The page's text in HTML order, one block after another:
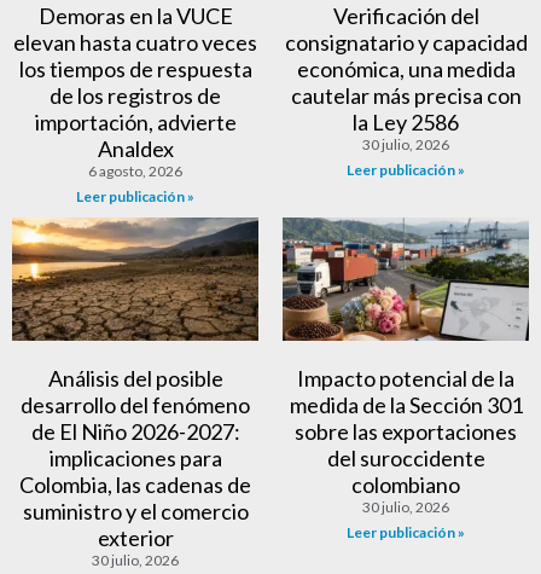
Demoras en la VUCE
elevan hasta cuatro veces
los tiempos de respuesta
de los registros de
importación, advierte
Analdex
6 agosto, 2026
Leer publicación »
Verificación del
consignatario y capacidad
económica, una medida
cautelar más precisa con
la Ley 2586
30 julio, 2026
Leer publicación »
Análisis del posible
desarrollo del fenómeno
de El Niño 2026-2027:
implicaciones para
Colombia, las cadenas de
suministro y el comercio
exterior
30 julio, 2026
Impacto potencial de la
medida de la Sección 301
sobre las exportaciones
del suroccidente
colombiano
30 julio, 2026
Leer publicación »